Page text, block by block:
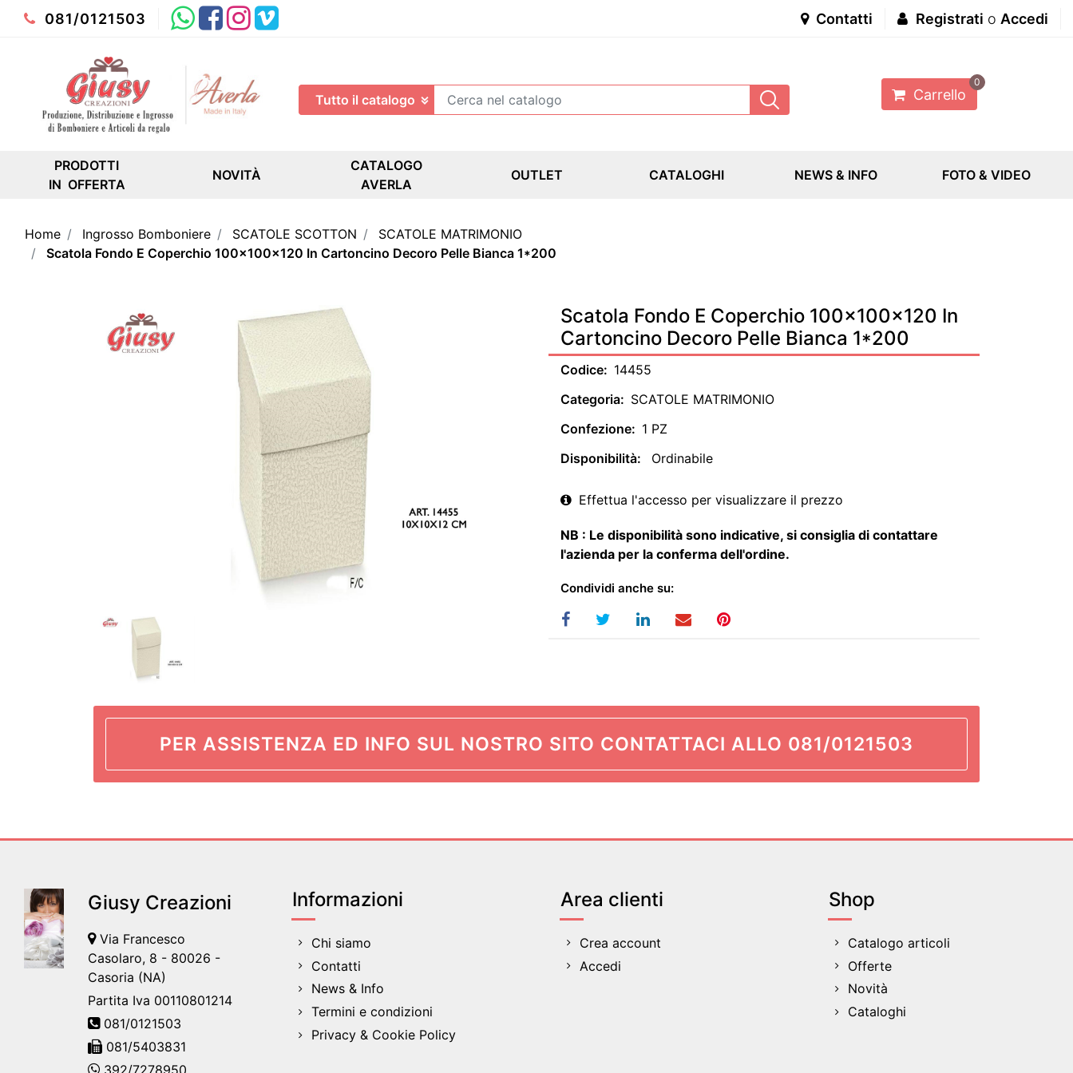
081/0121503 Whatsapp
FacebookInstagram
Youtube Contatti Registrati o Accedi
Carrello
0
PRODOTTI
IN OFFERTA
NOVITÀ
CATALOGO
AVERLA
OUTLET CATALOGHI NEWS & INFO FOTO & VIDEO
Home Ingrosso Bomboniere SCATOLE SCOTTON
SCATOLE MATRIMONIO
Scatola Fondo E Coperchio 100x100x120 In Cartoncino Decoro Pelle Bianca 1*200
Scatola Fondo E Coperchio 100x100x120 In
Cartoncino Decoro Pelle Bianca 1*200
Codice: 14455
Categoria: SCATOLE MATRIMONIO
Confezione: 1 PZ
Disponibilità:
Ordinabile
Effettua l'accesso per visualizzare il prezzo
NB : Le disponibilità sono indicative, si consiglia di contattare
l'azienda per la conferma dell'ordine.
Condividi anche su:
PER ASSISTENZA ED INFO SUL NOSTRO SITO CONTATTACI ALLO 081/0121503
Giusy Creazioni
Via Francesco
Casolaro, 8 - 80026 -
Casoria (NA)
Partita Iva 00110801214
081/0121503
081/5403831
Informazioni
Chi siamo
Contatti
News & Info
Termini e condizioni
Privacy & Cookie Policy
Area clienti
Crea account
Accedi
Shop
Catalogo articoli
Offerte
Novità
Cataloghi